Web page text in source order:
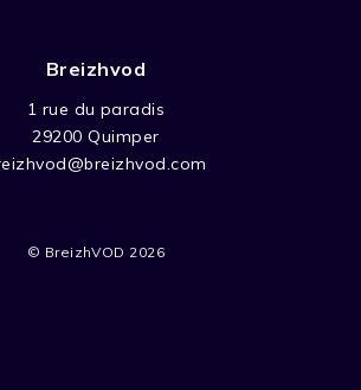
Breizhvod
1 rue du paradis
29200 Quimper
© BreizhVOD 2026